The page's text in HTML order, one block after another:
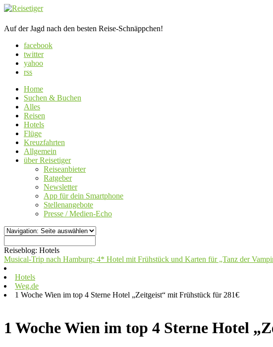
Auf der Jagd nach den besten Reise-Schnäppchen!
facebook
twitter
yahoo
rss
Home
Suchen & Buchen
Alles
Reisen
Hotels
Flüge
Kreuzfahrten
Allgemein
über Reisetiger
Reiseanbieter
Ratgeber
Newsletter
App für dein Smartphone
Stellenangebote
Presse / Medien-Echo
Reiseblog: Hotels
Musical-Trip nach Hamburg: 4* Hotel mit Frühstück und Karten für „Tanz der
Hotels
Weg.de
1 Woche Wien im top 4 Sterne Hotel „Zeitgeist“ mit Frühstück für 281€
1 Woche Wien im top 4 Sterne Hotel